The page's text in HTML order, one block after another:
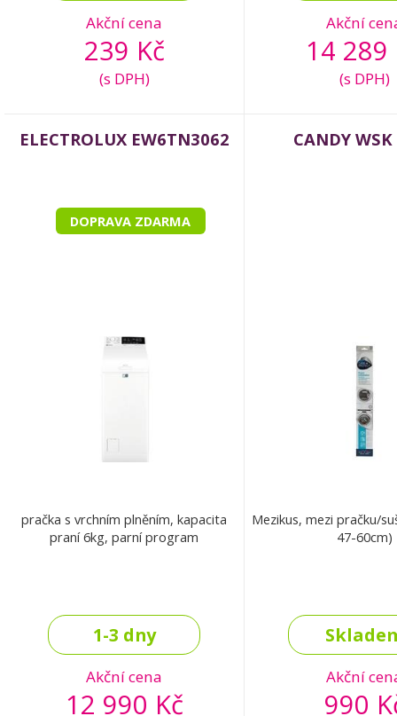
Akční cena
239 Kč
(s DPH)
Akční
14 289
(s DPH)
ELECTROLUX EW6TN3062
DOPRAVA ZDARMA
pračka s vrchním plněním, kapacita
praní 6kg, parní program
1-3 dny
Akční cena
12 990 Kč
CANDY
Mezikus, mezi pračku/sušičku
47-60cm)
Akční
990